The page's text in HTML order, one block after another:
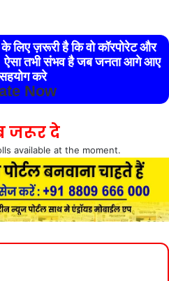
लिए ज़रूरी है कि वो कॉरपोरेट और
ऐसा तभी संभव है जब जनता आगे आए
करे
Now
जरूर दे
available at the moment.